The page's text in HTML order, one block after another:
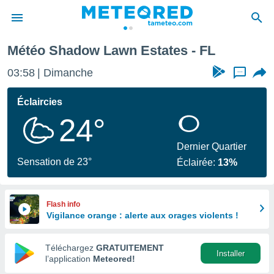
de
Météo Shadow Lawn Estates - FL
03:58 Dimanche ...
Éclaircies
24°
Sensation de 23°
Dernier Quartier
Éclairée: 13%
Flash info
Vigilance orange : alerte aux orages violents !
Téléchargez GRATUITEMENT
l’application Meteored!
Installer